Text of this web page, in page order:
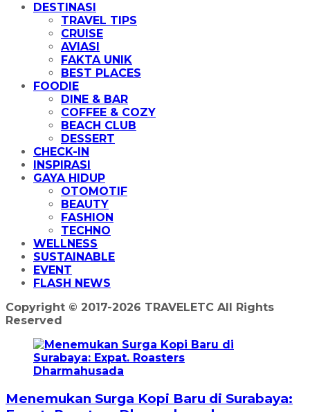
DESTINASI
TRAVEL TIPS
CRUISE
AVIASI
FAKTA UNIK
BEST PLACES
FOODIE
DINE & BAR
COFFEE & COZY
BEACH CLUB
DESSERT
CHECK-IN
INSPIRASI
GAYA HIDUP
OTOMOTIF
BEAUTY
FASHION
TECHNO
WELLNESS
SUSTAINABLE
EVENT
FLASH NEWS
Copyright © 2017-2026 TRAVELETC All Rights
Reserved
Menemukan Surga Kopi Baru di Surabaya: